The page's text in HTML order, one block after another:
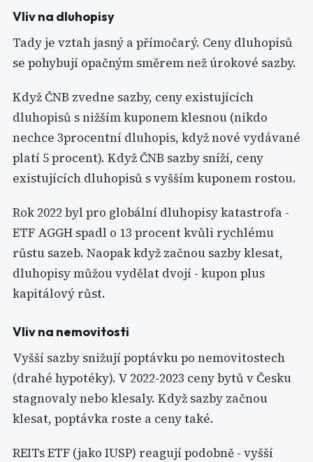
Vliv na dluhopisy
Tady je vztah jasný a přímočarý. Ceny dluhopisů
se pohybují opačným směrem než úrokové sazby.
Když ČNB zvedne sazby, ceny existujících
dluhopisů s nižším kuponem klesnou (nikdo
nechce 3procentní dluhopis, když nové vydávané
platí 5 procent). Když ČNB sazby sníží, ceny
existujících dluhopisů s vyšším kuponem rostou.
Rok 2022 byl pro globální dluhopisy katastrofa -
ETF AGGH spadl o 13 procent kvůli rychlému
růstu sazeb. Naopak když začnou sazby klesat,
dluhopisy můžou vydělat dvojí - kupon plus
kapitálový růst.
Vliv na nemovitosti
Vyšší sazby snižují poptávku po nemovitostech
(drahé hypotéky). V 2022-2023 ceny bytů v Česku
stagnovaly nebo klesaly. Když sazby začnou
klesat, poptávka roste a ceny také.
REITs ETF (jako IUSP) reagují podobně - vyšší